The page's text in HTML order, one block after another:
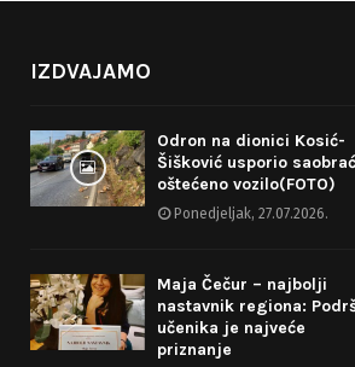
IZDVAJAMO
Odron na dionici Kosić-
Šišković usporio
oštećeno vozilo(FOTO)
Ponedjeljak, 27.07.2026.
Maja Čečur – najbolji
nastavnik regiona:
učenika je najveće
priznanje